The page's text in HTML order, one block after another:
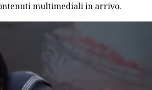
multimediali in arrivo.